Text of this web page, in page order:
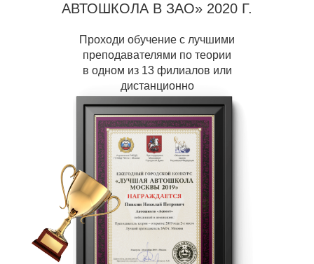
Проходи обучение с лучшими
преподавателями по теории
в одном из 13 филиалов или
дистанционно
АВТОШКОЛА В ЗАО» 2020 Г.